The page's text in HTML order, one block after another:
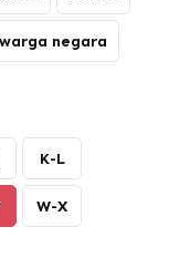
warga negara
K-L
W-X